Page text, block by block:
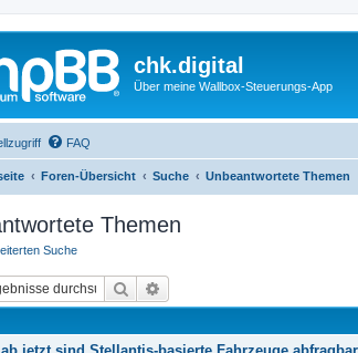
chk.digital
Über meine Wallbox-Steuerungs-App
FAQ
Foren-Übersicht Suche Unbeantwortete Themen
Themen
Suche
Suche